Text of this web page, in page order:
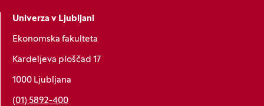
Univerza v Ljubljani
Ekonomska fakulteta
Kardeljeva ploščad 17
1000 Ljubljana
(01) 5892-400